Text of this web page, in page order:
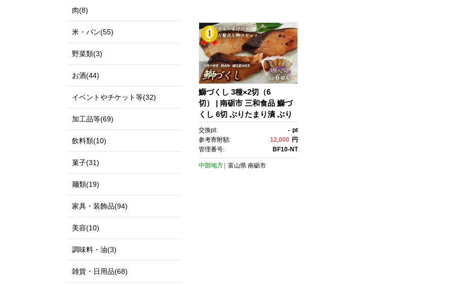
鰤づくし 3種×2切（6
切） | 南砺市 三和食品 鰤づ
くし 6切 ぶりたまり漬 ぶり
味噌漬 ぶり西京漬 惣菜 鰤詰
め合わせ 海鮮セット 富山海
鮮 新鮮鰤 職人仕込み 産地直
当地グルメ 年末年始海鮮 正
交換pt: - pt
参考寄附額:
12,000 円
管理番号:
BF10-NT
中部地方 富山県 南砺市
肉(8)
米・パン(55)
野菜類(3)
お酒(44)
イベントやチケット等(32)
加工品等(69)
飲料類(10)
菓子(31)
麺類(19)
家具・装飾品(94)
美容(10)
調味料・油(3)
雑貨・日用品(68)